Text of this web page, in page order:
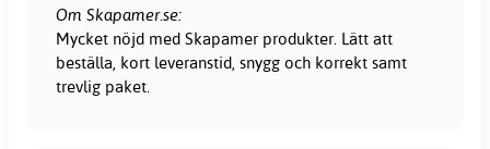
Om Skapamer.se:
Mycket nöjd med Skapamer produkter. Lätt att
beställa, kort leveranstid, snygg och korrekt samt
trevlig paket.